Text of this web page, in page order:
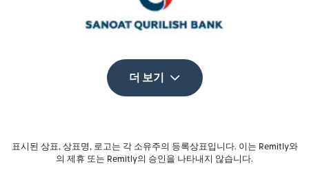
더 보기
표시된 상표, 상표명, 로고는 각 소유주의 등록상표입니다. 이는 Remitly와
의 제휴 또는 Remitly의 승인을 나타내지 않습니다.